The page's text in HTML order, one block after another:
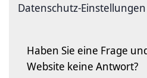
Datenschutz-Einstellungen
Haben Sie eine Frage
Website keine Antwort?